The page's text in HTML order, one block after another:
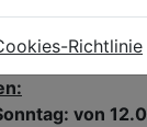
von
Richtlinie